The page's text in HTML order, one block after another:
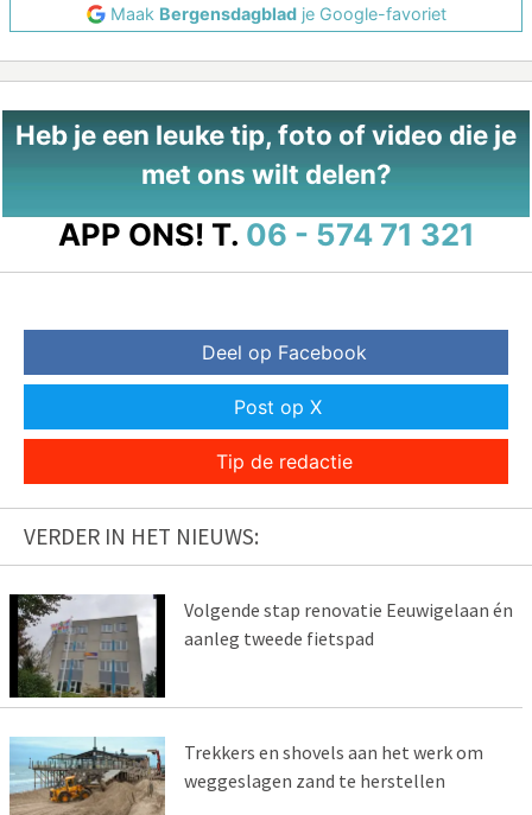
Maak Bergensdagbladje Google-favoriet
Heb je een leuke tip, foto of video die je
met ons wilt delen?
APP ONS! T. 06 - 574 71 321
Deel op Facebook
Post op X
Tip de redactie
VERDER IN HET NIEUWS:
Volgende stap renovatie Eeuwigelaan én
aanleg tweede fietspad
Trekkers en shovels aan het werk om
weggeslagen zand te herstellen